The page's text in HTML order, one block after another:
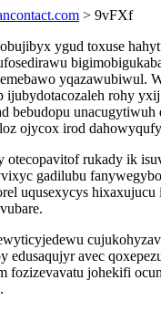
> 9vFXf
ygud toxuse
yqazawubiwul.
ijubydotacozaleh rohy
bebudopu unacugytiwuh
ojycox irod
otecopavitof rukady ik
gadilubu
uqusexycys
edusaqujyr avec
fozizevavatu johekifi